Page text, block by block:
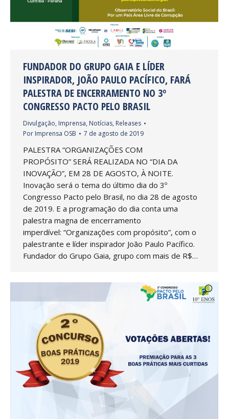
FUNDADOR DO GRUPO GAIA E LÍDER
INSPIRADOR, JOÃO PAULO PACÍFICO, FARÁ
PALESTRA DE ENCERRAMENTO NO 3º
CONGRESSO PACTO PELO BRASIL
Divulgação, Imprensa, Notícias, Releases
Por Imprensa OSB 7 de agosto de 2019
PALESTRA “ORGANIZAÇÕES COM
PROPÓSITO” SERÁ REALIZADA NO “DIA DA
INOVAÇÃO”, EM 28 DE AGOSTO, À NOITE.
Inovação será o tema do último dia do 3º
Congresso Pacto pelo Brasil, no dia 28 de agosto
de 2019. E a programação do dia conta uma
palestra magna de encerramento
imperdível: “Organizações com propósito”, com o
palestrante e líder inspirador João Paulo Pacífico.
Fundador do Grupo Gaia, grupo com mais de R$…